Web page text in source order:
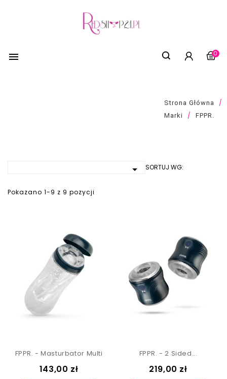
 0
Strona Główna
Marki
FPPR.
SORTUJ WG:

Pokazano 1-9 z 9 pozycji
FPPR. - Masturbator Multi
143,00 zł
FPPR. - 2 Sided...
219,00 zł